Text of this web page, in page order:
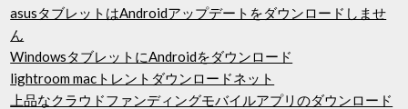
asusタブレットはAndroidアップデートをダウンロードしませ
ん
WindowsタブレットにAndroidをダウンロード
lightroom macトレントダウンロードネット
上品なクラウドファンディングモバイルアプリのダウンロード